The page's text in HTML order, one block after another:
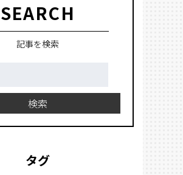
SEARCH
記事を検索
検索
タグ